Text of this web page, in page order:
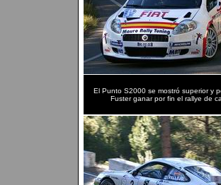
El Punto S2000 se mostró superior y
Fuster ganar por fin el rallye de